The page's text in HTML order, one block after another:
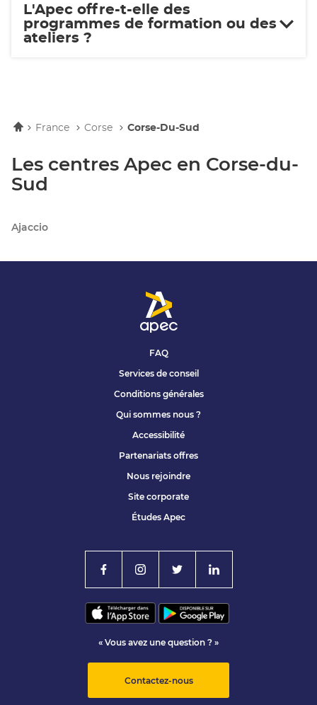
L'Apec offre-t-elle des
programmes de formation ou des
ateliers ?
AccueilFrance Corse Corse-Du-Sud
Les centres Apec en Corse-du-
Sud
Ajaccio
FAQ
Services de conseil
Conditions générales
Qui sommes nous ?
Accessibilité
Partenariats offres
Nous rejoindre
Site corporate
Études Apec
« Vous avez une question ? »
Contactez-nous